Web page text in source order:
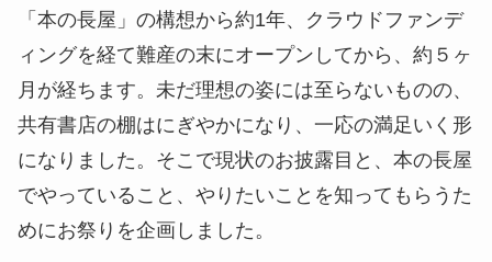
「本の長屋」の構想から約1年、クラウドファンデ
ィングを経て難産の末にオープンしてから、約５ヶ
月が経ちます。未だ理想の姿には至らないものの、
共有書店の棚はにぎやかになり、一応の満足いく形
になりました。そこで現状のお披露目と、本の長屋
でやっていること、やりたいことを知ってもらうた
めにお祭りを企画しました。